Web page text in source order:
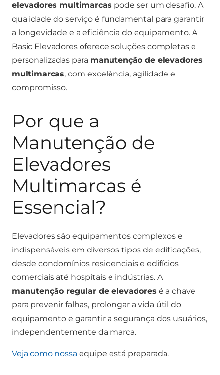
elevadores multimarcas pode ser um desafio. A
qualidade do serviço é fundamental para garantir
a longevidade e a eficiência do equipamento. A
Basic Elevadores oferece soluções completas e
personalizadas para manutenção de elevadores
multimarcas, com excelência, agilidade e
compromisso.
Por que a
Manutenção de
Elevadores
Multimarcas é
Essencial?
Elevadores são equipamentos complexos e
indispensáveis em diversos tipos de edificações,
desde condomínios residenciais e edifícios
comerciais até hospitais e indústrias. A
manutenção regular de elevadores é a chave
para prevenir falhas, prolongar a vida útil do
equipamento e garantir a segurança dos usuários,
independentemente da marca.
Veja como nossa equipe está preparada.